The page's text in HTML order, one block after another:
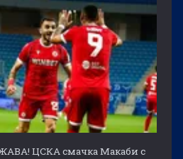
ЦСКА смачка Макаби с